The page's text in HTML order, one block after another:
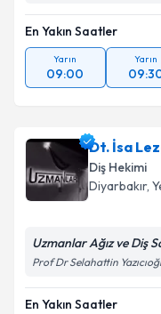
En Yakın Saatler
Yarın
09:00
Yarın
Dt. İsa
Diş Hekimi
Diyarbakır,
Uzmanlar Ağız ve Diş
Prof Dr Selahattin
En Yakın Saatler